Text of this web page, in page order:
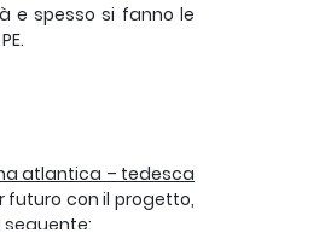
e spesso si fanno le
atlantica – tedesca
futuro con il progetto,
seguente: